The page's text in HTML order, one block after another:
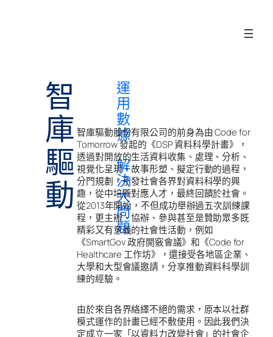
智庫驅動 運用數據 解決大問題
智庫驅動股份有限公司的前身為由 Code for
Tomorrow 發起的《DSP 資料科學計畫》，
透過對開放的生活資料收集、處理、分析、
視覺化呈現、故事形塑、擬定行動的過程，
分門規劃，引發社會各界對資料科學的興
趣，從中培養對應人才，最終回饋於社會。
從2013年開始，不但成功舉辦過五次訓練課
程，更主辦、協辦、參與甚至是贊助眾多既
精彩又有意義的社會性活動，例如
《SmartGov 政府開竅會議》和《Code for
Healthcare 工作坊》，還接受各地區企業、
大學和大型會議邀請，分享推動資料科學訓
練的經驗。
由於來自各界絡繹不絕的需求，原本以社群
模式運作的計畫已經不敷使用。因此我們決
定成立一家「以資料力改變社會」的社會企